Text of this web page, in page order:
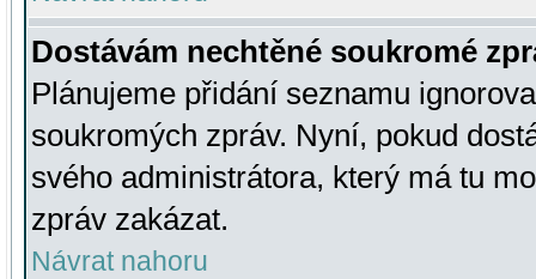
Dostávám nechtěné soukromé
Plánujeme přidání seznamu
soukromých zpráv. Nyní, pokud
svého administrátora, který má tu
zpráv zakázat.
Návrat nahoru